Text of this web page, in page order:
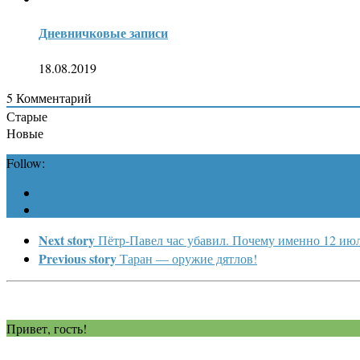
Дневничковые записи
18.08.2019
5 Комментарий
Старые
Новые
Follow:
Next storyПётр-Павел час убавил. Почему именно 12
Previous storyТаран — оружие дятлов!
Привет, гость!